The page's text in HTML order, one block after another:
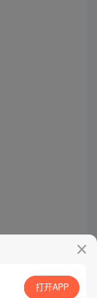
打开APP